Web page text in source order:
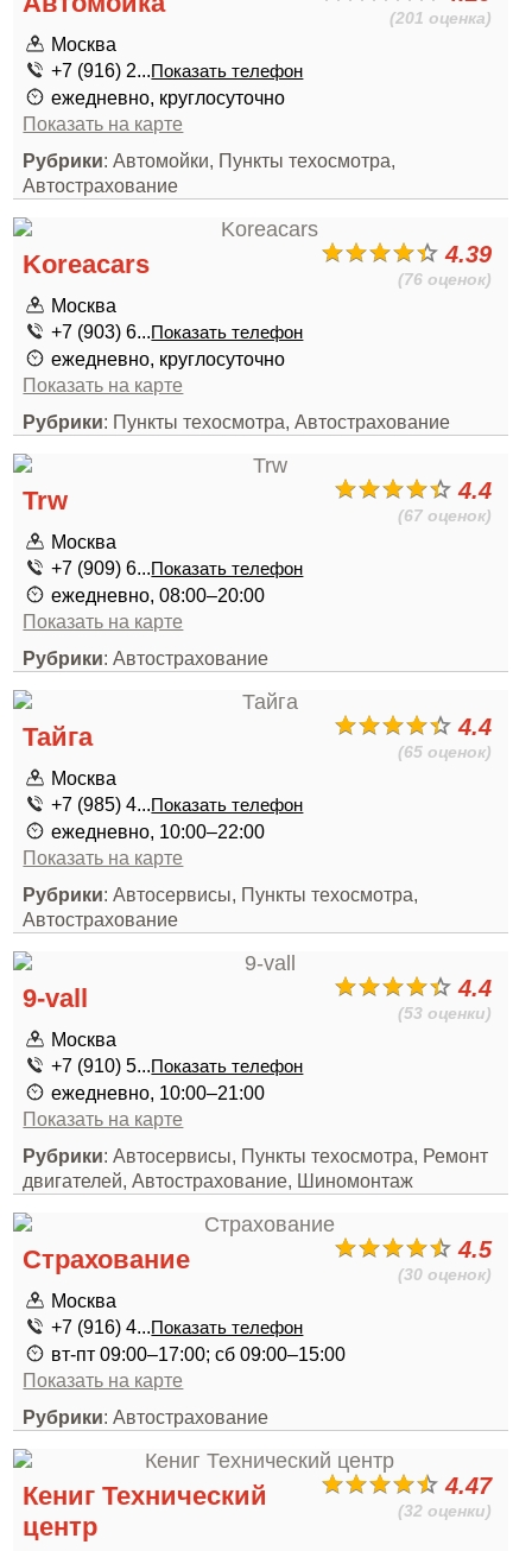
(201 оценка)
Москва
+7 (916) 2...Показать телефон
ежедневно, круглосуточно
Показать на карте
Рубрики: Автомойки, Пункты техосмотра,
Автострахование
4.39
(76 оценок)
Koreacars
Москва
+7 (903) 6...Показать телефон
ежедневно, круглосуточно
Показать на карте
Рубрики: Пункты техосмотра, Автострахование
4.4
(67 оценок)
Trw
Москва
+7 (909) 6...Показать телефон
ежедневно, 08:00–20:00
Показать на карте
Рубрики: Автострахование
4.4
(65 оценок)
Тайга
Москва
+7 (985) 4...Показать телефон
ежедневно, 10:00–22:00
Показать на карте
Рубрики: Автосервисы, Пункты техосмотра,
Автострахование
4.4
(53 оценки)
9-vall
Москва
+7 (910) 5...Показать телефон
ежедневно, 10:00–21:00
Показать на карте
Рубрики: Автосервисы, Пункты техосмотра, Ремонт
двигателей, Автострахование, Шиномонтаж
4.5
(30 оценок)
Страхование
Москва
+7 (916) 4...Показать телефон
вт-пт 09:00–17:00; сб 09:00–15:00
Показать на карте
Рубрики: Автострахование
4.47
(32 оценки)
Кениг Технический
центр